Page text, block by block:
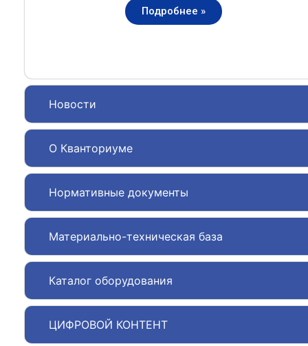
Новости
О Кванториуме
Нормативные документы
Материально-техническая база
Каталог оборудования
ЦИФРОВОЙ КОНТЕНТ
Подробнее »